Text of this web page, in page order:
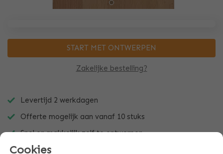
Zakelijke bestelling?
START MET ONTWERPEN
Levertijd 2 werkdagen
Offerte mogelijk aan vanaf 10 stuks
Snel en makkelijk zelf te ontwerpen
Cookies